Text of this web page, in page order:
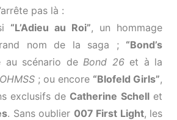
pas là :
“L’Adieu au Roi”, un hommage
nom de la saga ; “Bond’s
au scénario de Bond 26et à la
OHMSS; ou encore “Blofeld Girls”,
exclusifs de Catherine Schellet
. Sans oublier 007 First Light, les